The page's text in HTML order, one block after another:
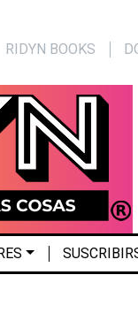
RIDYN BOOKS